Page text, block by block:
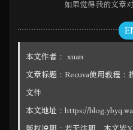
如果觉得我的文章
本文作者： xuan
文章标题： Recuva使用教程：
文件
本文地址： https://